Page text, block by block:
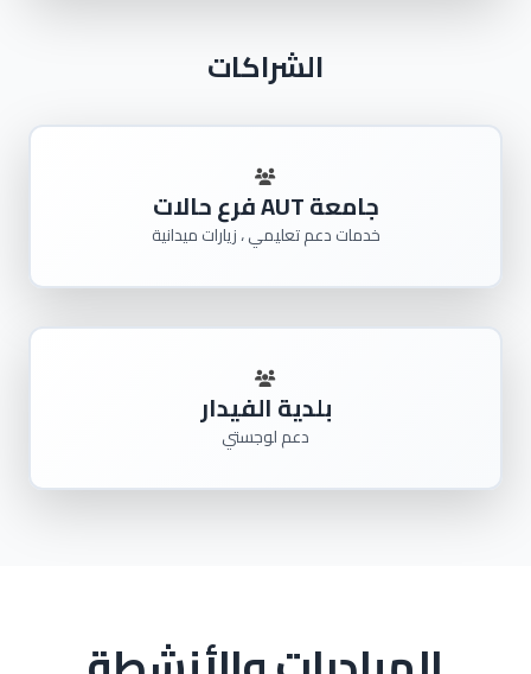
الشراكات
جامعة AUT فرع حالات
خدمات دعم تعليمي ، زيارات ميدانية
بلدية الفيدار
دعم لوجستي